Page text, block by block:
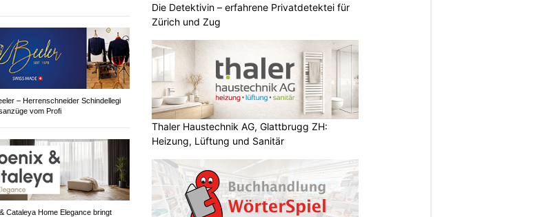
– Herrenschneider Schindellegi
vom Profi
Cataleya Home Elegance bringt
Die Detektivin – erfahrene Privatdetektei für
Zürich und Zug
Thaler Haustechnik AG, Glattbrugg ZH:
Heizung, Lüftung und Sanitär